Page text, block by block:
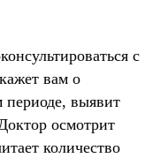
с
вам о
периоде, выявит
осмотрит
количество